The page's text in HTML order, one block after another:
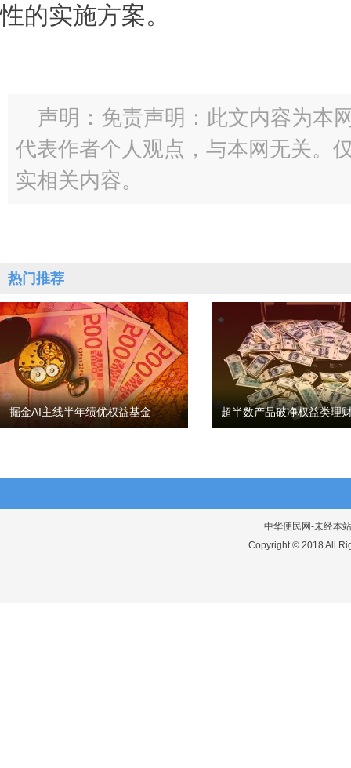
性的实施方案。
声明：免责声明：此文内容为本
代表作者个人观点，与本网无关。
实相关内容。
热门推荐
掘金AI主线半年绩优权益基金 超半数产品破净权益类理
中华便民网-未经本
Copyright © 2018 All